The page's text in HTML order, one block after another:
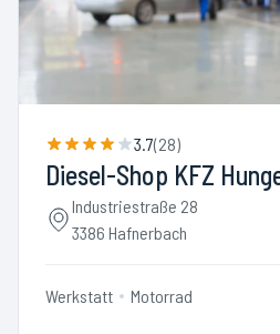
3.7(28)
Diesel-Shop KFZ
Industriestraße 28
3386 Hafnerbach
Werkstatt Motorrad